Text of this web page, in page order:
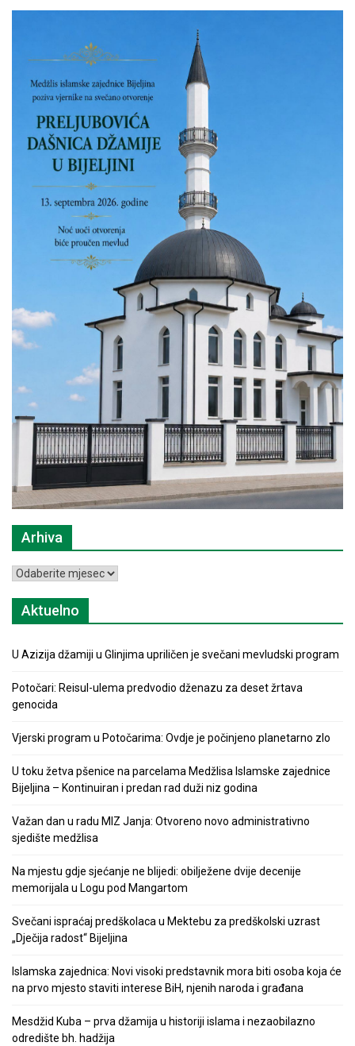
Arhiva
Arhiva
Aktuelno
U Azizija džamiji u Glinjima upriličen je svečani mevludski program
Potočari: Reisul-ulema predvodio dženazu za deset žrtava
genocida
Vjerski program u Potočarima: Ovdje je počinjeno planetarno zlo
U toku žetva pšenice na parcelama Medžlisa Islamske zajednice
Bijeljina – Kontinuiran i predan rad duži niz godina
Važan dan u radu MIZ Janja: Otvoreno novo administrativno
sjedište medžlisa
Na mjestu gdje sjećanje ne blijedi: obilježene dvije decenije
memorijala u Logu pod Mangartom
Svečani ispraćaj predškolaca u Mektebu za predškolski uzrast
„Dječija radost“ Bijeljina
Islamska zajednica: Novi visoki predstavnik mora biti osoba koja će
na prvo mjesto staviti interese BiH, njenih naroda i građana
Mesdžid Kuba – prva džamija u historiji islama i nezaobilazno
odredište bh. hadžija